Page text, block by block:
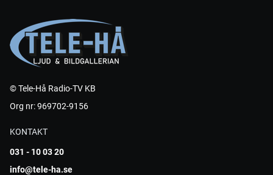
© Tele-Hå Radio-TV KB
Org nr: 969702-9156
KONTAKT
031 - 10 03 20
info@tele-ha.se